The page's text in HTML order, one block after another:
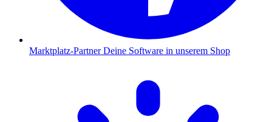
Marktplatz-Partner Deine Software in unserem Shop